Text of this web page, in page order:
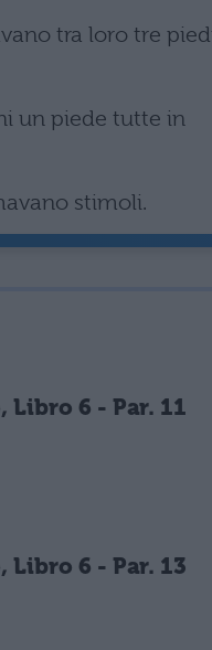
tra loro tre
un piede tutte in
stimoli.
Libro 6 - Par. 11
Libro 6 - Par. 13